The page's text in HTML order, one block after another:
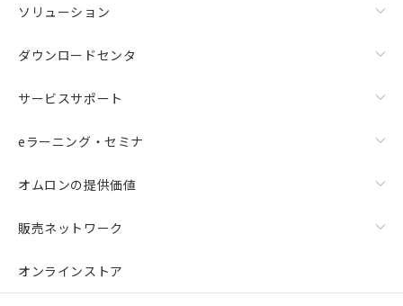
ソリューション
ダウンロードセンタ
サービスサポート
eラーニング・セミナ
オムロンの提供価値
販売ネットワーク
オンラインストア